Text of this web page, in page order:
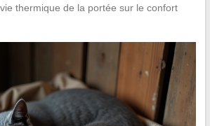
thermique de la portée sur le confort